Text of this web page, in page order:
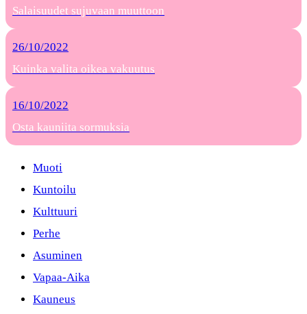
Salaisuudet sujuvaan muuttoon
26/10/2022
Kuinka valita oikea vakuutus
16/10/2022
Osta kauniita sormuksia
Muoti
Kuntoilu
Kulttuuri
Perhe
Asuminen
Vapaa-Aika
Kauneus